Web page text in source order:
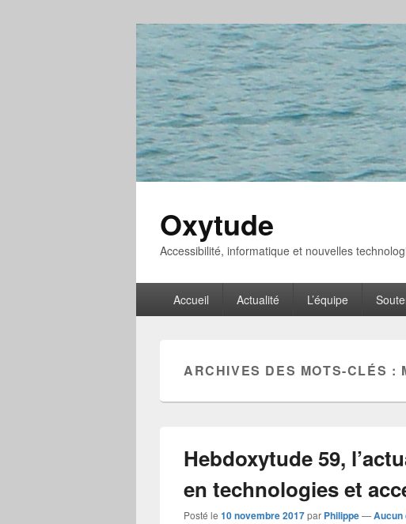
Oxytude
Accessibilité, informatique et nouvelles
principalAccueil Actualité L’équipe
ARCHIVES DES MOTS-CLÉS :
Hebdoxytude 59,
en technologies et
Posté le 10 novembre 2017par Philippe—Aucun